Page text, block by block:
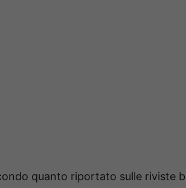
quanto riportato sulle riviste